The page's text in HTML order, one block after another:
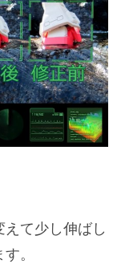
て少し伸ばし
。